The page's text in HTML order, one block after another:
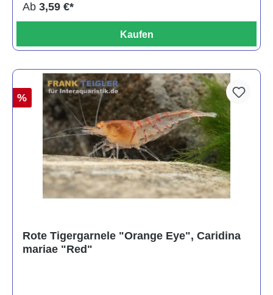
Ab 3,59 €*
Kaufen
%
Rote Tigergarnele "Orange Eye", Caridina
mariae "Red"